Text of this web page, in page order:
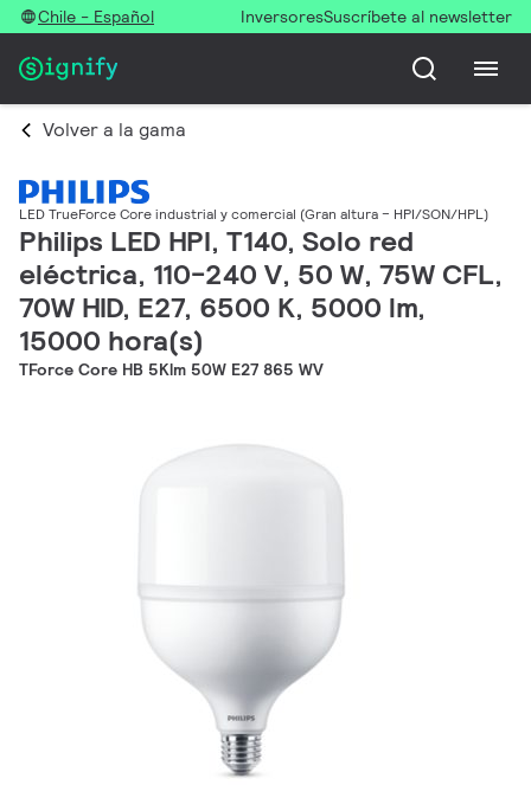
Chile - Español InversoresSuscríbete al newsletter
Volver a la gama
LED TrueForce Core industrial y comercial (Gran altura – HPI/SON/HPL)
Philips LED HPI, T140, Solo red
eléctrica, 110-240 V, 50 W, 75W CFL,
70W HID, E27, 6500 K, 5000 lm,
15000 hora(s)
TForce Core HB 5Klm 50W E27 865 WV